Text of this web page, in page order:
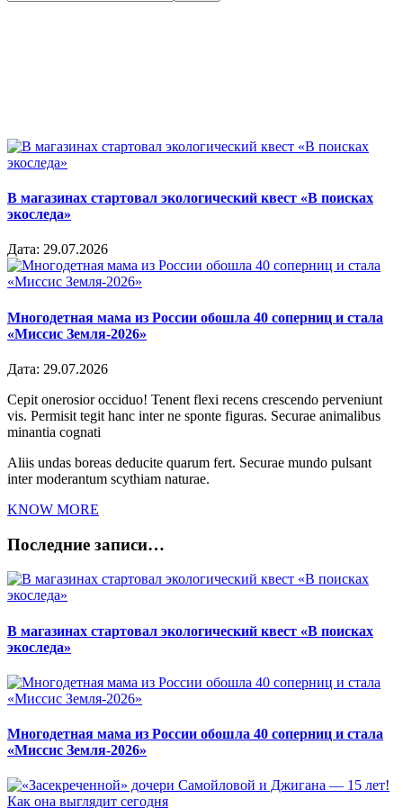
В магазинах стартовал экологический квест «В поисках
экоследа»
Дата: 29.07.2026
Многодетная мама из России обошла 40 соперниц и стала
«Миссис Земля-2026»
Дата: 29.07.2026
Cepit onerosior occiduo! Tenent flexi recens crescendo perveniunt
vis. Permisit tegit hanc inter ne sponte figuras. Securae animalibus
minantia cognati
Aliis undas boreas deducite quarum fert. Securae mundo pulsant
inter moderantum scythiam naturae.
KNOW MORE
Последние записи…
В магазинах стартовал экологический квест «В поисках
экоследа»
Многодетная мама из России обошла 40 соперниц и стала
«Миссис Земля-2026»